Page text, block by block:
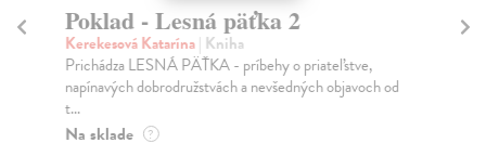
Poklad - Lesná päťka 2
Kerekesová Katarína| Kniha
Prichádza LESNÁ PÄŤKA - príbehy o priateľstve,
napínavých dobrodružstvách a nevšedných objavoch od
t...
Na sklade ?